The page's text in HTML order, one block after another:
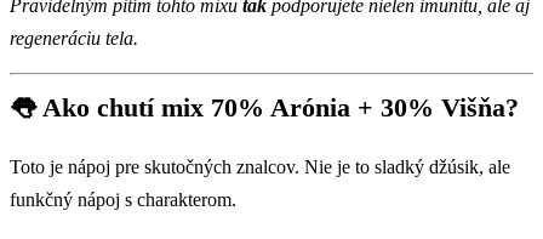
Pravidelným pitím tohto mixu tak podporujete nielen imunitu, ale aj
regeneráciu tela.
👅 Ako chutí mix 70% Arónia + 30% Višňa?
Toto je nápoj pre skutočných znalcov. Nie je to sladký džúsik, ale
funkčný nápoj s charakterom.